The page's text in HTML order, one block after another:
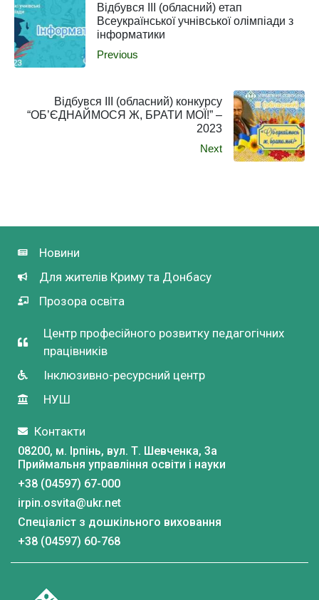
Відбувся ІІІ (обласний) етап
Всеукраїнської учнівської олімпіади з
інформатики
Previous
Відбувся ІІІ (обласний) конкурсу
“ОБ’ЄДНАЙМОСЯ Ж, БРАТИ МОЇ!” –
2023
Next
Новини
Для жителів Криму та Донбасу
Прозора освіта
Центр професійного розвитку педагогічних
працівників
Інклюзивно-ресурсний центр
НУШ
Контакти
08200, м. Ірпінь, вул. Т. Шевченка, 3a
Приймальня управління освіти і науки
+38 (04597) 67-000
irpin.osvita@ukr.net
Спеціаліст з дошкільного виховання
+38 (04597) 60-768